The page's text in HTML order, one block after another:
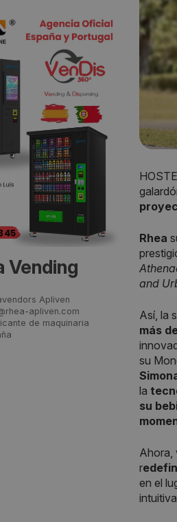
Vending
Apliven
apliven.com
de maquinaria
Rhea
and
Así, la
más
su
la
su
Ahora,
r
en el